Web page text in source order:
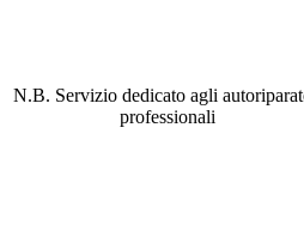
N.B. Servizio dedicato agli
professionali